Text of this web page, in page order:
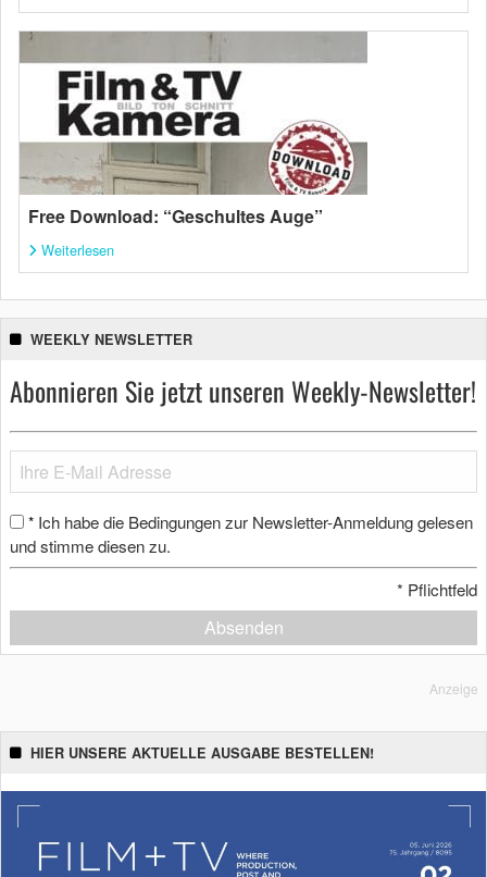
Free Download: “Geschultes Auge”
Weiterlesen
WEEKLY NEWSLETTER
Abonnieren Sie jetzt unseren Weekly-Newsletter!
* Ich habe die Bedingungen zur Newsletter-Anmeldung gelesen
und stimme diesen zu.
* Pflichtfeld
Absenden
Anzeige
HIER UNSERE AKTUELLE AUSGABE BESTELLEN!